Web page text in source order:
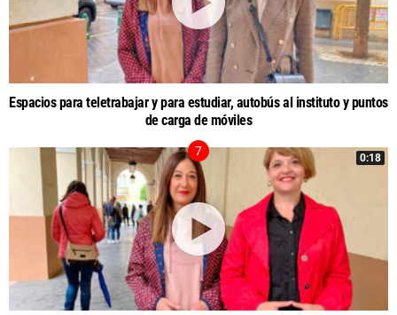
Espacios para teletrabajar y para estudiar, autobús al instituto y puntos
de carga de móviles
0:18